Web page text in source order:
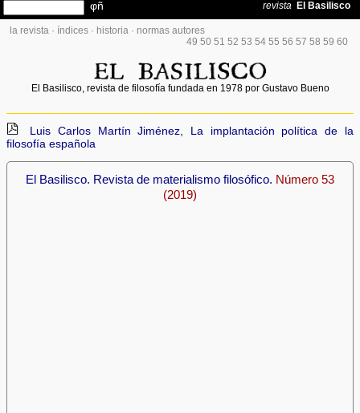
la revista · índices · historia · normas autores
49 50 51 52 53 54 55 56 57 58 59 60
El Basilisco, revista de filosofía fundada en 1978 por Gustavo Bueno
Luis Carlos Martín Jiménez, La implantación política de la
filosofía española
El Basilisco. Revista de materialismo filosófico. Número 53
(2019)